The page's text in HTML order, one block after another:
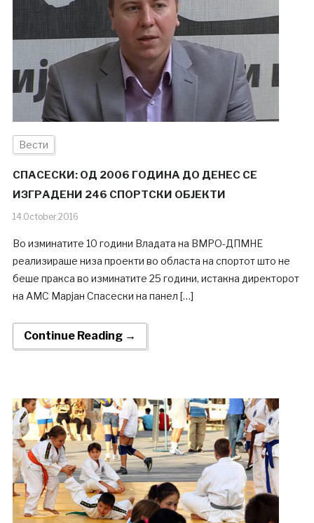
Вести
СПАСЕСКИ: ОД 2006 ГОДИНА ДО ДЕНЕС СЕ
ИЗГРАДЕНИ 246 СПОРТСКИ ОБЈЕКТИ
14.October.2016
Во изминатите 10 години Владата на ВМРО-ДПМНЕ
реализираше низа проекти во областа на спортот што не
беше пракса во изминатите 25 години, истакна директорот
на АМС Марјан Спасески на панел […]
Continue Reading →